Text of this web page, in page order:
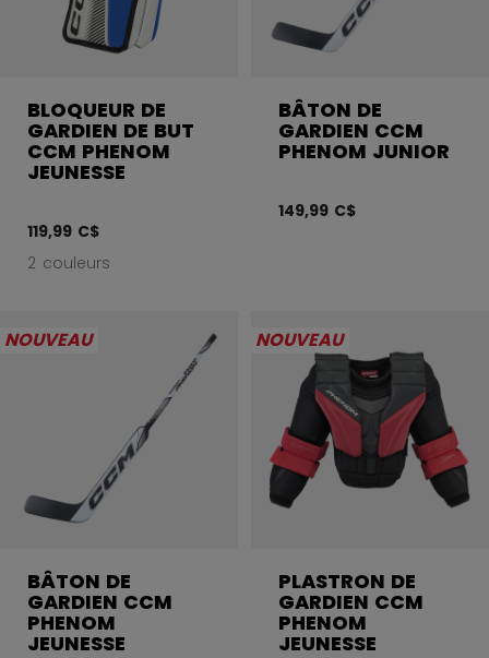
BLOQUEUR DE
GARDIEN DE BUT
CCM PHENOM
JEUNESSE
119,99 C$
2 couleurs
BÂTON DE
GARDIEN CCM
PHENOM JUNIOR
149,99 C$
NOUVEAU
BÂTON DE
GARDIEN CCM
PHENOM
JEUNESSE
NOUVEAU
PLASTRON DE
GARDIEN CCM
PHENOM
JEUNESSE